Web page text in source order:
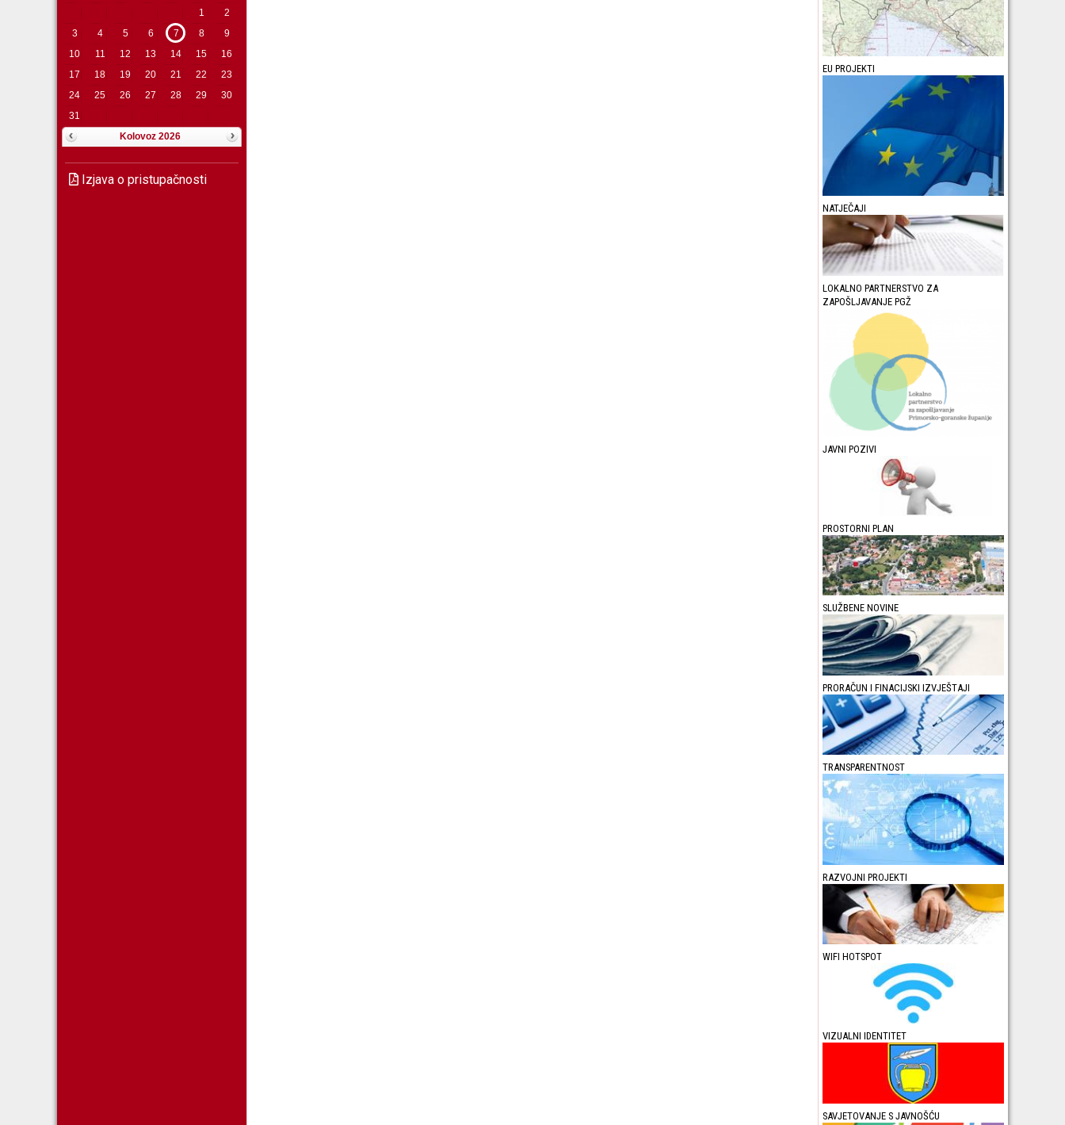
1
2
3
4 5 6 7 8
9
10
11 12 13 14 15
16
17
18 19 20 21 22
23
24
25 26 27 28 29
30
31
Kolovoz 2026
Izjava o pristupačnosti
EU PROJEKTI
NATJEČAJI
LOKALNO PARTNERSTVO ZA
ZAPOŠLJAVANJE PGŽ
JAVNI POZIVI
PROSTORNI PLAN
SLUŽBENE NOVINE
PRORAČUN I FINACIJSKI IZVJEŠTAJI
TRANSPARENTNOST
RAZVOJNI PROJEKTI
WIFI HOTSPOT
VIZUALNI IDENTITET
SAVJETOVANJE S JAVNOŠĆU